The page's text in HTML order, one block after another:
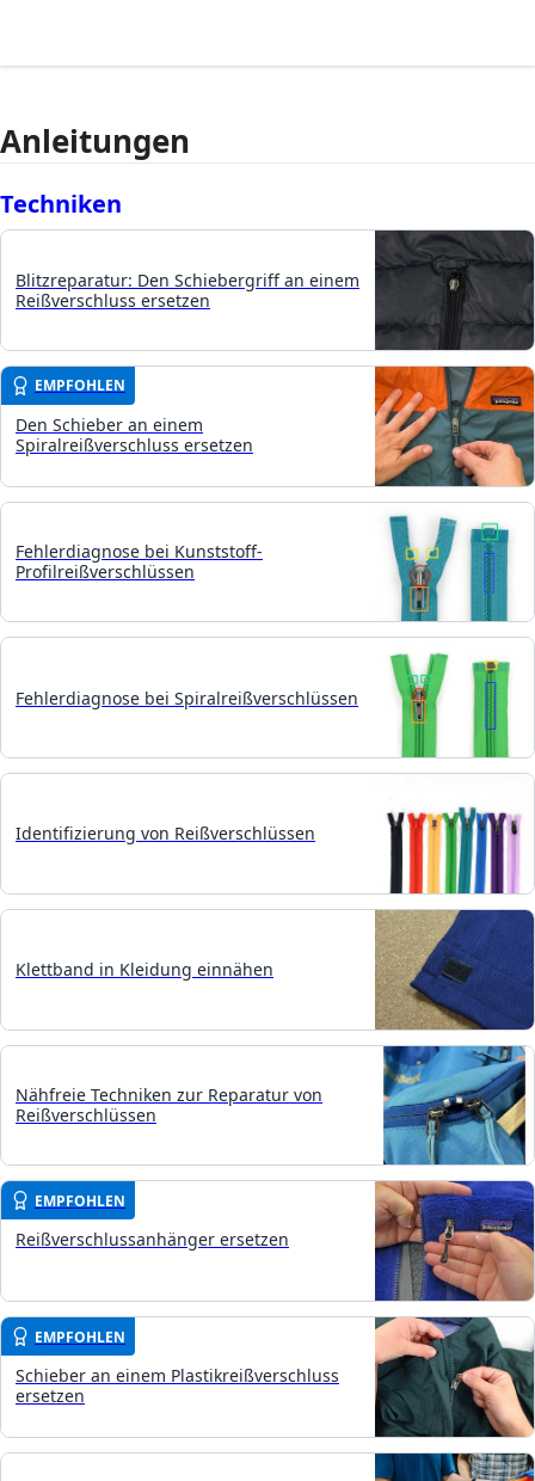
Anleitungen
Techniken
Blitzreparatur: Den Schiebergriff an einem
Reißverschluss ersetzen
EMPFOHLEN
Den Schieber an einem
Spiralreißverschluss ersetzen
Fehlerdiagnose bei Kunststoff-
Profilreißverschlüssen
Fehlerdiagnose bei Spiralreißverschlüssen
Identifizierung von Reißverschlüssen
Klettband in Kleidung einnähen
Nähfreie Techniken zur Reparatur von
Reißverschlüssen
EMPFOHLEN
Reißverschlussanhänger ersetzen
EMPFOHLEN
Schieber an einem Plastikreißverschluss
ersetzen